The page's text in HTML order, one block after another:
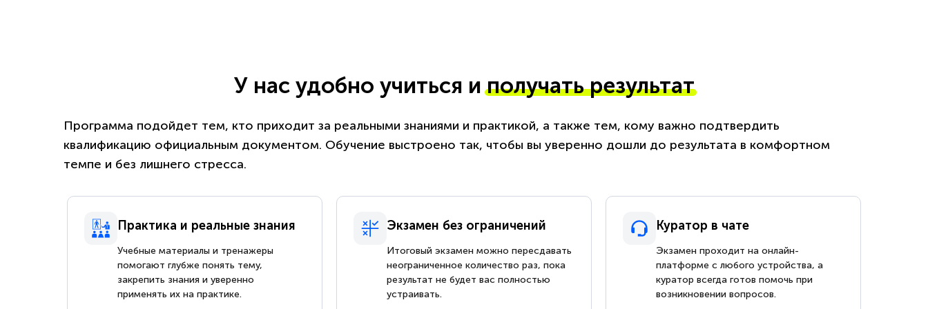
У нас удобно учиться иполучать результат
Программа подойдет тем, кто приходит за реальными знаниями и практикой, а также тем, кому важно подтвердить
квалификацию официальным документом. Обучение выстроено так, чтобы вы уверенно дошли до результата в комфортном
темпе и без лишнего стресса.
Практика и реальные знания
Учебные материалы и тренажеры
помогают глубже понять тему,
закрепить знания и уверенно
применять их на практике.
Экзамен без ограничений
Итоговый экзамен можно пересдавать
неограниченное количество раз, пока
результат не будет вас полностью
устраивать.
Куратор в чате
Экзамен проходит на онлайн-
платформе с любого устройства, а
куратор всегда готов помочь при
возникновении вопросов.